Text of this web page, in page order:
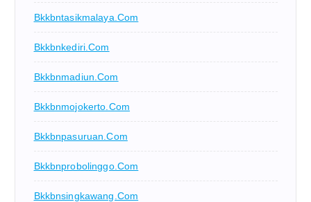
Bkkbntasikmalaya.com
Bkkbnkediri.com
Bkkbnmadiun.com
Bkkbnmojokerto.com
Bkkbnpasuruan.com
Bkkbnprobolinggo.com
Bkkbnsingkawang.com